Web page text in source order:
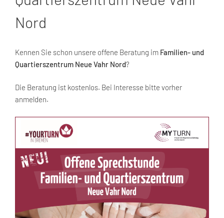
Nord
Kennen Sie schon unsere offene Beratung im Familien- und
Quartierszentrum Neue Vahr Nord?
Die Beratung ist kostenlos. Bei Interesse bitte vorher
anmelden.